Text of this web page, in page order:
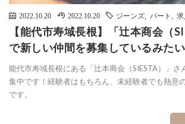
2022.10.20 2022.10.20 ジーンズ パート 求
【能代市寿域長根】「辻本商会（
で新しい仲間を募集しているみたい
能代市寿域長根にある「辻本商会（SIESTA）」さ
集中です！経験者はもちろん、未経験者でも熱意
です。